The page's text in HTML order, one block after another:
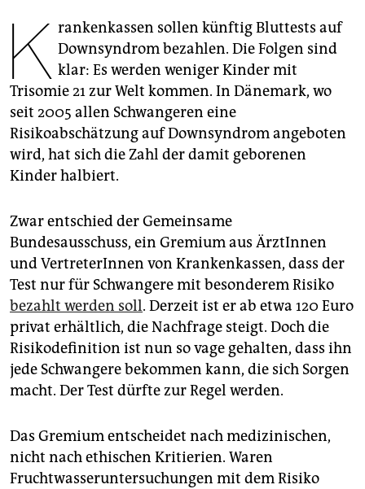
abo
genossenschaft
epaper login
K rankenkassen sollen künftig Bluttests auf
Downsyndrom bezahlen. Die Folgen sind
klar: Es werden weniger Kinder mit
Trisomie 21 zur Welt kommen. In Dänemark, wo
seit 2005 allen Schwangeren eine
Risikoabschätzung auf Downsyndrom angeboten
wird, hat sich die Zahl der damit geborenen
Kinder halbiert.
Zwar entschied der Gemeinsame
Bundesausschuss, ein Gremium aus ÄrztInnen
und VertreterInnen von Krankenkassen, dass der
Test nur für Schwangere mit besonderem Risiko
bezahlt werden soll. Derzeit ist er ab etwa 120 Euro
privat erhältlich, die Nachfrage steigt. Doch die
Risikodefinition ist nun so vage gehalten, dass ihn
jede Schwangere bekommen kann, die sich Sorgen
macht. Der Test dürfte zur Regel werden.
Das Gremium entscheidet nach medizinischen,
nicht nach ethischen Kritierien. Waren
Fruchtwasseruntersuchungen mit dem Risiko